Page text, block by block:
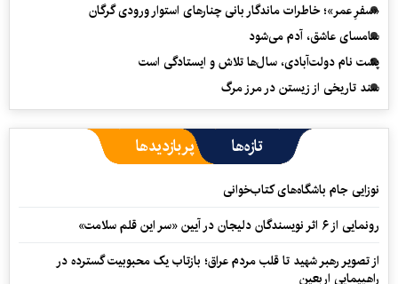
«سفرِ عمر»؛ خاطرات ماندگار بانی چنارهای استوار ورودی گرگان
سامسای عاشق، آدم می‌شود
پشت نام دولت‌آبادی، سال‌ها تلاش و ایستادگی است
سند تاریخی از زیستن در مرز مرگ
تازه‌ها پربازدیدها
نوزایی جام باشگاه‌های کتاب‌خوانی
رونمایی از ۶ اثر نویسندگان دلیجان در آیین «سر این قلم سلامت»
از تصویر رهبر شهید تا قلب مردم عراق؛ بازتاب یک محبوبیت گسترده در
راهپیمایی اربعین